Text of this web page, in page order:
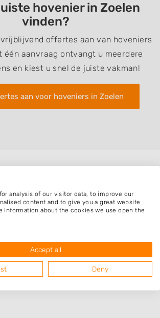
hovenier in Zoelen
vinden?
offertes aan van hoveniers
één aanvraag ontvangt u meerdere
en kiest u snel de juiste vakman!
aan voor hoveniers in Zoelen
de buurt
analysis of our visitor data, to improve our
content and to give you a great website
information about the cookies we use open the
Accept all
Deny